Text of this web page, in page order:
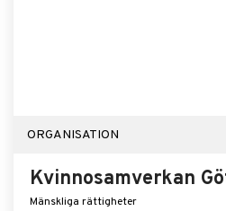
ORGANISATION
Kvinnosamverkan
Mänskliga rättigheter